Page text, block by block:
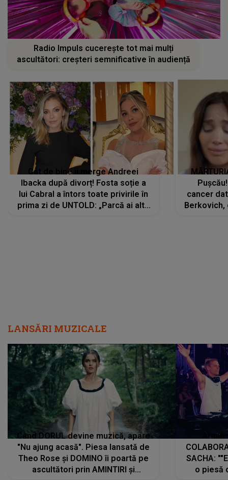
Radio Impuls cucerește tot mai mulți
ascultători: creșteri semnificative în audiență
Cât de bine îi merge Andreei
Ibacka după divorț! Fosta soție a
lui Cabral a întors toate privirile în
prima zi de UNTOLD: „Parcă ai altă
cancer
LANSĂRI MUZICALE
Când DORUL devine muzică, apare
"Nu ajung acasă". Piesa lansată de
Theo Rose și DOMINO îi poartă pe
ascultători prin AMINTIRI și
SACHA:
o piesă